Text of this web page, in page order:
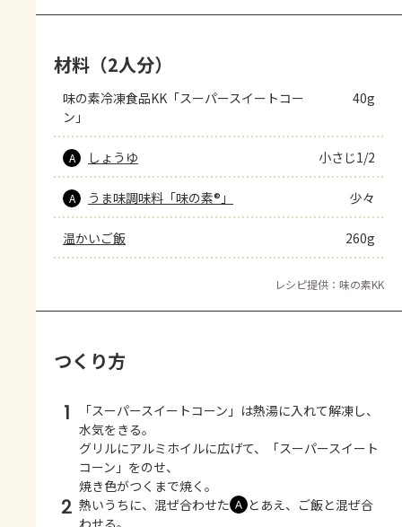
材料（2人分）
味の素冷凍食品KK「スーパースイートコー
ン」
40g
A しょうゆ 小さじ1/2
A うま味調味料「味の素®」 少々
温かいご飯 260g
レシピ提供：味の素KK
つくり方
1
「スーパースイートコーン」は熱湯に入れて解凍し、
水気をきる。
グリルにアルミホイルに広げて、「スーパースイート
コーン」をのせ、
焼き色がつくまで焼く。
2 熱いうちに、混ぜ合わせた Ａ とあえ、ご飯と混ぜ合